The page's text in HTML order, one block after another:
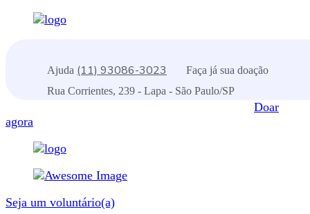
Ajuda (11) 93086-3023
Rua Corrientes, 239 - Lapa - São Paulo/SP
Faça já sua doação
Doar
agora
Seja um voluntário(a)